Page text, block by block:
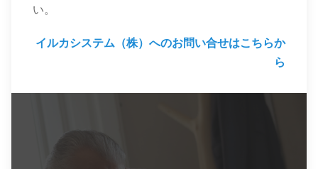
い。
イルカシステム（株）へのお問い合せはこちらか
ら